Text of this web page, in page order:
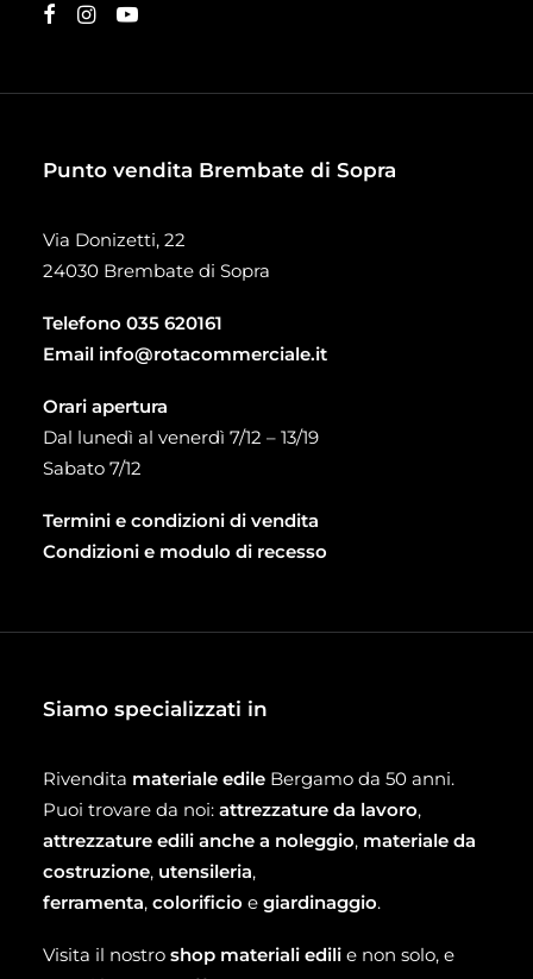
Punto vendita Brembate di Sopra
Via Donizetti, 22
24030 Brembate di Sopra
Telefono 035 620161
Email info@rotacommerciale.it
Orari apertura
Dal lunedì al venerdì 7/12 – 13/19
Sabato 7/12
Termini e condizioni di vendita
Condizioni e modulo di recesso
Siamo specializzati in
Rivendita materiale edile Bergamo da 50 anni.
Puoi trovare da noi: attrezzature da lavoro,
attrezzature edili anche a noleggio, materiale da
costruzione, utensileria,
ferramenta, colorificio e giardinaggio.
Visita il nostro shop materiali edili e non solo, e